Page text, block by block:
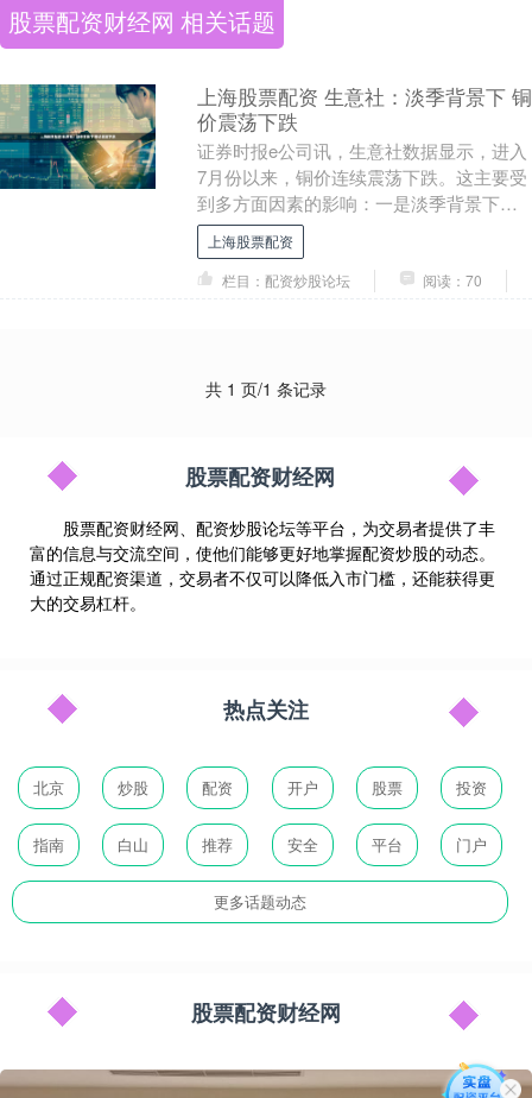
股票配资财经网 相关话题
上海股票配资 生意社：淡季背景下 铜
价震荡下跌
证券时报e公司讯，生意社数据显示，进入
7月份以来，铜价连续震荡下跌。这主要受
到多方面因素的影响：一是淡季背景下，
下游消费持续疲软，采购需求一般，导致
市场对铜价上....
上海股票配资
栏目：配资炒股论坛
阅读：70
共 1 页/1 条记录
股票配资财经网
股票配资财经网、配资炒股论坛等平台，为交易者提供了丰
富的信息与交流空间，使他们能够更好地掌握配资炒股的动态。
通过正规配资渠道，交易者不仅可以降低入市门槛，还能获得更
大的交易杠杆。
热点关注
北京 炒股 配资 开户 股票 投资
指南 白山 推荐 安全 平台 门户
更多话题动态
股票配资财经网